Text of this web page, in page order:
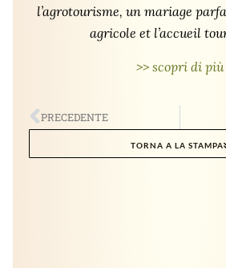
l’agrotourisme, un mariage
agricole et l’accueil
>> scopri di più
PRECEDENTE
TORNA A LA STAMPA